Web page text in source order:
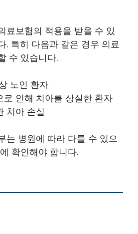
료보험의 적용을 받을 수 있
. 특히 다음과 같은 경우 의료
수 있습니다.
노인 환자
로 인해 치아를 상실한 환자
치아 손실
는 병원에 따라 다를 수 있으
확인해야 합니다.